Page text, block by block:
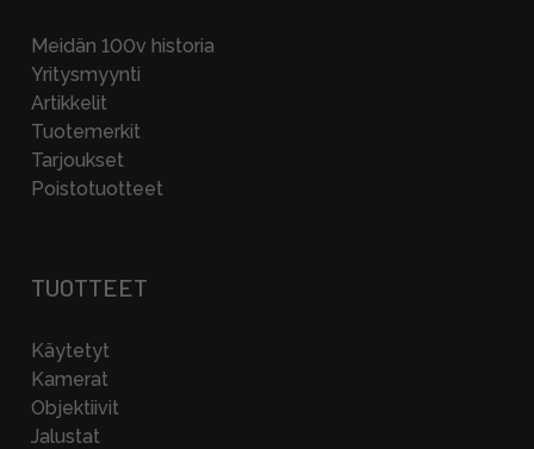
Meidän 100v historia
Yritysmyynti
Artikkelit
Tuotemerkit
Tarjoukset
Poistotuotteet
TUOTTEET
Käytetyt
Kamerat
Objektiivit
Jalustat